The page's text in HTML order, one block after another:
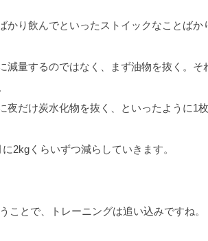
かり飲んでといったストイックなことばか
減量するのではなく、まず油物を抜く。
夜だけ炭水化物を抜く、といったように1
2kgくらいずつ減らしていきます。
ことで、トレーニングは追い込みですね。